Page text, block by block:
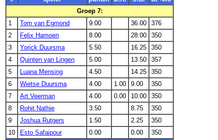
Groep 7:
1
Tom van Egmond 9.00 36.00
376
2
Felix Hamoen 8.00 28.00
350
3
Yorick Duursma 5.50 16.25
350
4
Quinten van Lingen 5.00 13.50
357
5
Luana Mensing 4.50 14.25
350
6
Wietse Duursma 4.00 1.00 9.00
350
7
Art Veerman 4.00 0.00 10.00
350
8
Rohit Nathie 3.50 8.75
350
9
Joshua Rutgers 1.50 2.25
350
10
Esto Safaipour 0.00 0.00
350